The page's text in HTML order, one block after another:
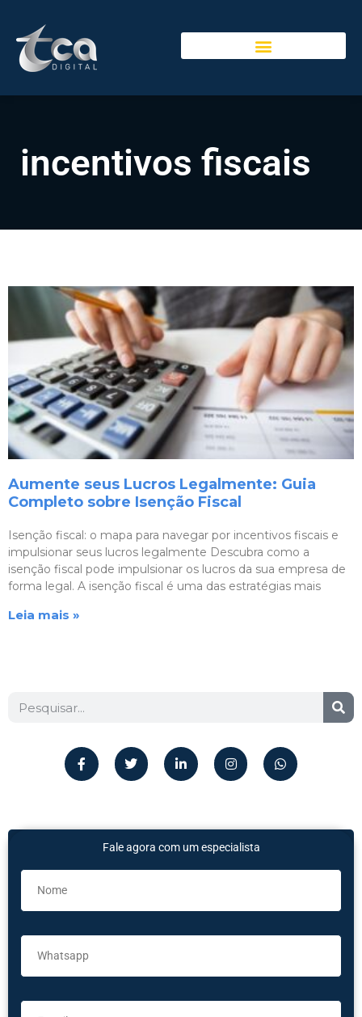
incentivos fiscais
Aumente seus Lucros Legalmente: Guia
Completo sobre Isenção Fiscal
Isenção fiscal: o mapa para navegar por incentivos fiscais e
impulsionar seus lucros legalmente Descubra como a
isenção fiscal pode impulsionar os lucros da sua empresa de
forma legal. A isenção fiscal é uma das estratégias mais
Leia mais »
Fale agora com um especialista